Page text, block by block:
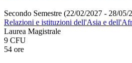
Secondo Semestre (22/02/2027 - 28/05/
Relazioni e istituzioni dell'Asia e
Laurea Magistrale
9 CFU
54 ore